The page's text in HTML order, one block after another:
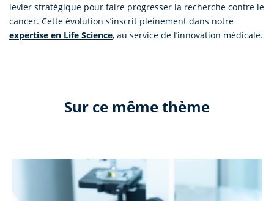
levier stratégique pour faire progresser la recherche contre le
cancer. Cette évolution s’inscrit pleinement dans notre
expertise en Life Science, au service de l’innovation médicale.
Sur ce même thème